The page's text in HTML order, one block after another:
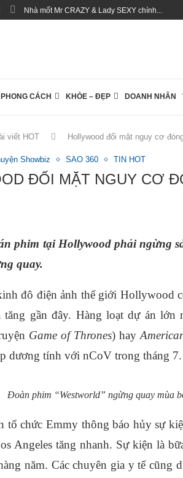
Nhà mốt Mr CRAZY & Lady SEXY chính...
PHONG CÁCH KHỎE – ĐẸP DOANH NHÂN
viết HOT Hollywood đối mặt nguy cơ
Showbiz SAO 360 TIN HOT
ĐỐI MẶT NGUY CƠ
phim tại Hollywood phải ngừng
quay.
đô điện ảnh thế giới Hollywood
tăng gần đây. Hàng loạt dự án lớn
Game of Thrones) hay
dương tính với nCoV trong tháng 7.
Đoàn phim “Westworld” ngừng quay mùa
tổ chức Emmy thông báo hủy sự
Angeles tăng nhanh. Sự kiện là
năm. Các chuyên gia y tế cũng